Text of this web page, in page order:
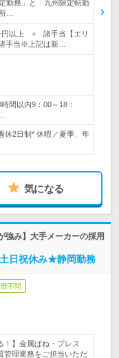
勤務」と「九州限定転勤
…
円以上 + 諸手当【エリ
手当※上記は新…
間以内9：00～18：
2日制* 休暇／夏季、年
気になる
強み】大手メーカーの採用
日祝休み★静岡勤務
不問
！】金属ばね・プレス
管理業務をご担当いただ